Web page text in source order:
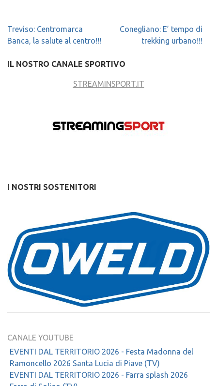
Navigazione
articoli
Treviso: Centromarca
Banca, la salute al centro!!!
Conegliano: E’ tempo di
trekking urbano!!!
IL NOSTRO CANALE SPORTIVO
STREAMINSPORT.IT
I NOSTRI SOSTENITORI
CANALE YOUTUBE
EVENTI DAL TERRITORIO 2026 - Festa Madonna del
Ramoncello 2026 Santa Lucia di Piave (TV)
EVENTI DAL TERRITORIO 2026 - Farra splash 2026